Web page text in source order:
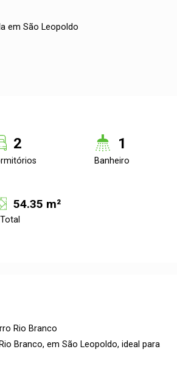
em São Leopoldo
2 1
Banheiro
54.35 m²
Rio Branco
Branco, em São Leopoldo, ideal para